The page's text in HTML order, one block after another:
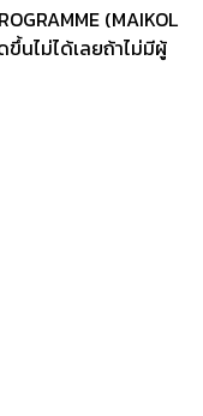
(MAIKOL
ขึ้นไม่ได้เลยถ้าไม่มีผู้